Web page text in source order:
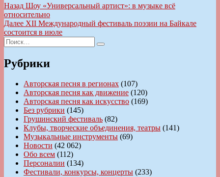
Навигация
по
записям
Назад Предыдущая
запись:
Шоу «Универсальный артист»: в музыке всё
относительно
Далее Следующая
запись:
XII Международный фестиваль поэзии на Байкале
состоится в июле
Искать:
Поиск
Рубрики
Авторская песня в регионах (107)
Авторская песня как движение (120)
Авторская песня как искусство (169)
Без рубрики (145)
Грушинский фестиваль (82)
Клубы, творческие объединения, театры (141)
Музыкальные инструменты (69)
Новости (42 062)
Обо всем (112)
Персоналии (134)
Фестивали, конкурсы, концерты (233)